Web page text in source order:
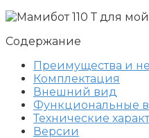
Содержание
Преимущества и
Комплектация
Внешний вид
Функциональные
Технические
Версии